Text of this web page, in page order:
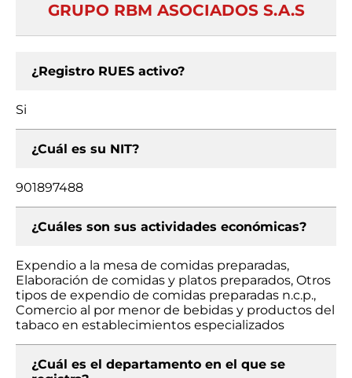
GRUPO RBM ASOCIADOS S.A.S
¿Registro RUES activo?
Si
¿Cuál es su NIT?
901897488
¿Cuáles son sus actividades económicas?
Expendio a la mesa de comidas preparadas,
Elaboración de comidas y platos preparados, Otros
tipos de expendio de comidas preparadas n.c.p.,
Comercio al por menor de bebidas y productos del
tabaco en establecimientos especializados
¿Cuál es el departamento en el que se